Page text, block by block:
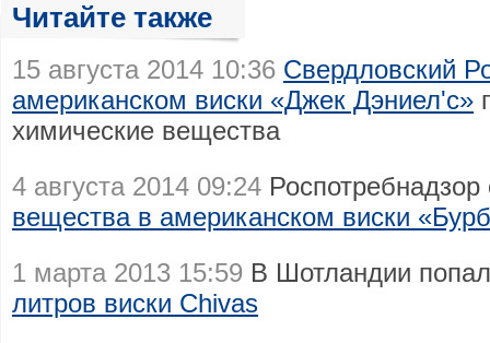
Читайте также
15 августа 2014 10:36 Свердловский
американском виски «Джек Дэниел'с»
химические вещества
4 августа 2014 09:24
вещества в американском виски
1 марта 2013 15:59 В Шотландии
литров виски Chivas